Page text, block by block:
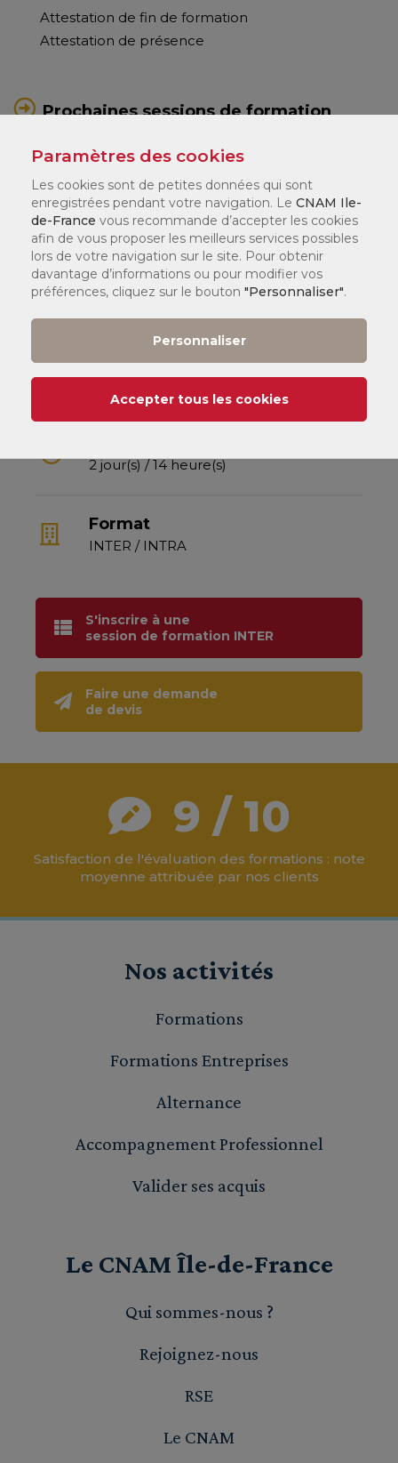
Attestation de fin de formation
Attestation de présence
Prochaines sessions de formation
Prochaines dates
Demander un devis pour une
formation sur-mesure
Code stage
2 jour(s) / 14 heure(s)
Format
INTER / INTRA
S'inscrire à une
session de formation INTER
Faire une demande
de devis
9 / 10
Satisfaction de l'évaluation des formations : note
moyenne attribuée par nos clients
Nos activités
Formations
Formations Entreprises
Alternance
Accompagnement Professionnel
Valider ses acquis
Le CNAM Île-de-France
Qui sommes-nous ?
Rejoignez-nous
RSE
Le CNAM
Paramètres des cookies
Les cookies sont de petites données qui sont
enregistrées pendant votre navigation. Le CNAM Ile-
de-France vous recommande d’accepter les cookies
afin de vous proposer les meilleurs services possibles
lors de votre navigation sur le site. Pour obtenir
davantage d’informations ou pour modifier vos
préférences, cliquez sur le bouton "Personnaliser".
Personnaliser
Accepter tous les cookies